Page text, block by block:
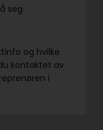
seg
og hvilke
kontaktet av
i